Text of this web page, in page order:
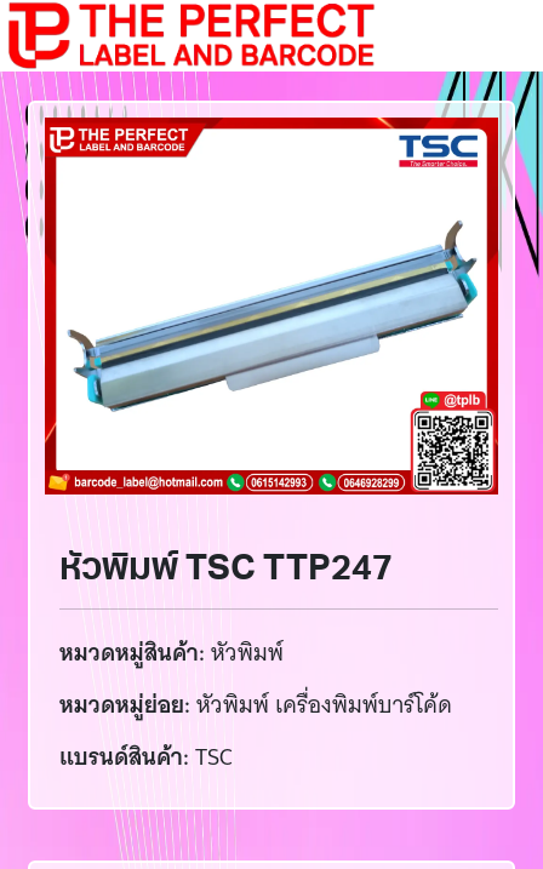
หัวพิมพ์ TSC TTP247
หมวดหมู่สินค้า:หัวพิมพ์
หมวดหมู่ย่อย:หัวพิมพ์ เครื่องพิมพ์บาร์โค้ด
แบรนด์สินค้า:TSC